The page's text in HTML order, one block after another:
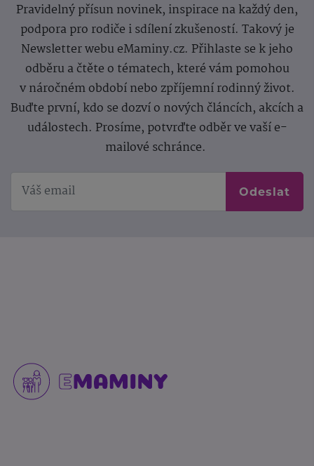
Pravidelný přísun novinek, inspirace na každý den,
podpora pro rodiče i sdílení zkušeností. Takový je
Newsletter webu eMaminy.cz. Přihlaste se k jeho
odběru a čtěte o tématech, které vám pomohou
v náročném období nebo zpříjemní rodinný život.
Buďte první, kdo se dozví o nových článcích, akcích a
událostech. Prosíme, potvrďte odběr ve vaší e-
mailové schránce.
Odeslat